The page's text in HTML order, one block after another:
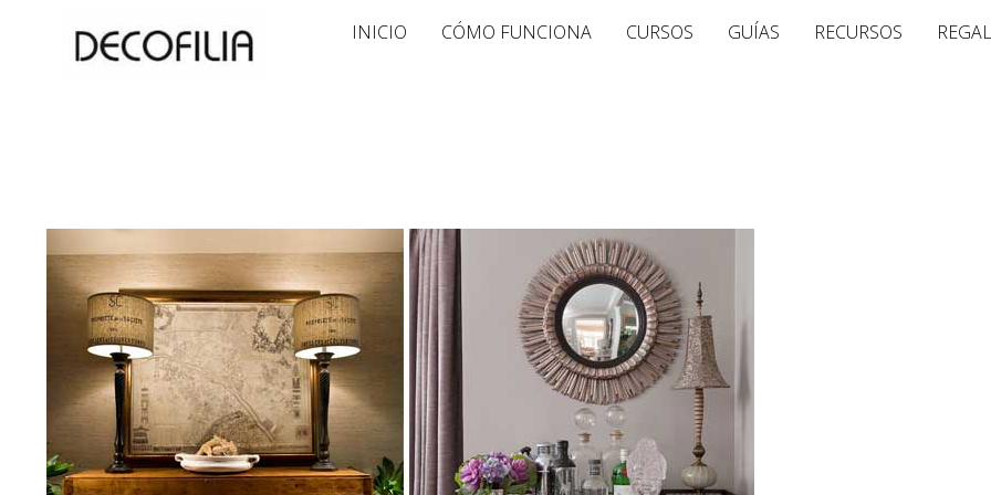
INICIO CÓMO FUNCIONA CURSOS GUÍAS RECURSOS